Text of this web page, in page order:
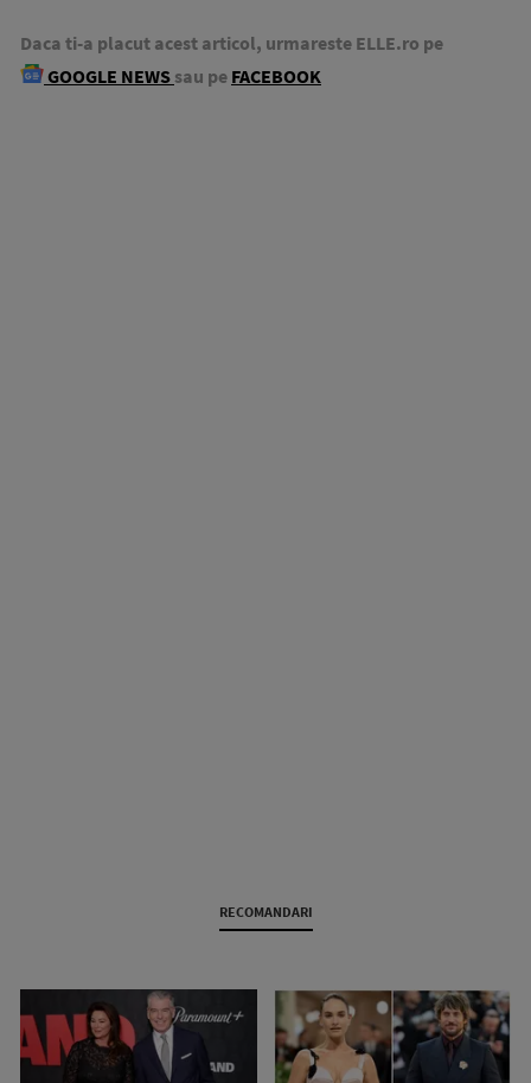
Daca ti-a placut acest articol, urmareste ELLE.ro pe
GOOGLE NEWS sau pe FACEBOOK
RECOMANDARI